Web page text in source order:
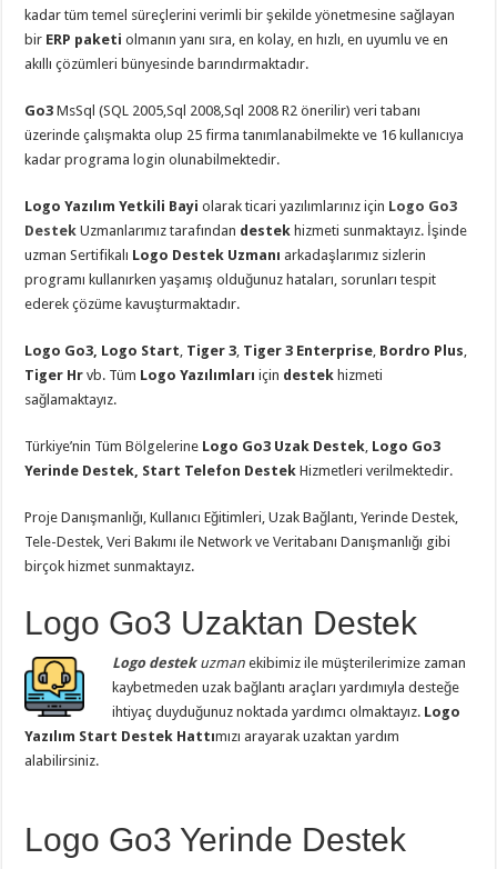
kadar tüm temel süreçlerini verimli bir şekilde yönetmesine sağlayan
bir ERP paketi olmanın yanı sıra, en kolay, en hızlı, en uyumlu ve en
akıllı çözümleri bünyesinde barındırmaktadır.
Go3 MsSql (SQL 2005,Sql 2008,Sql 2008 R2 önerilir) veri tabanı
üzerinde çalışmakta olup 25 firma tanımlanabilmekte ve 16 kullanıcıya
kadar programa login olunabilmektedir.
Logo Yazılım Yetkili Bayi olarak ticari yazılımlarınız için Logo Go3
Destek Uzmanlarımız tarafından destek hizmeti sunmaktayız. İşinde
uzman Sertifikalı Logo Destek Uzmanı arkadaşlarımız sizlerin
programı kullanırken yaşamış olduğunuz hataları, sorunları tespit
ederek çözüme kavuşturmaktadır.
Logo Go3, Logo Start Tiger 3 Tiger 3 Enterprise Bordro Plus
Tiger Hr vb. Tüm Logo Yazılımları için destek hizmeti
sağlamaktayız.
Türkiye’nin Tüm Bölgelerine Logo Go3 Uzak Destek Logo Go3
Yerinde Destek, Start Telefon DestekHizmetleri verilmektedir.
Proje Danışmanlığı, Kullanıcı Eğitimleri, Uzak Bağlantı, Yerinde Destek,
Tele-Destek, Veri Bakımı ile Network ve Veritabanı Danışmanlığı gibi
birçok hizmet sunmaktayız.
Logo Go3 Uzaktan Destek
Logo destek uzman ekibimiz ile müşterilerimize zaman
kaybetmeden uzak bağlantı araçları yardımıyla desteğe
ihtiyaç duyduğunuz noktada yardımcı olmaktayız. Logo
Yazılım Start Destek Hattımızı arayarak uzaktan yardım
alabilirsiniz.
Logo Go3 Yerinde Destek